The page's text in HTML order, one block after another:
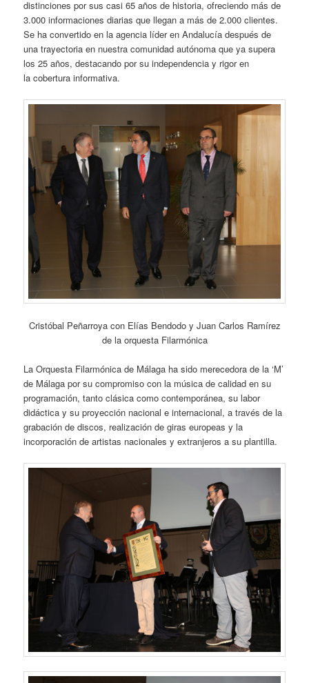
distinciones por sus casi 65 años de historia, ofreciendo más de
3.000 informaciones diarias que llegan a más de 2.000 clientes.
Se ha convertido en la agencia líder en Andalucía después de
una trayectoria en nuestra comunidad autónoma que ya supera
los 25 años, destacando por su independencia y rigor en
la cobertura informativa.
Cristóbal Peñarroya con Elías Bendodo y Juan Carlos Ramírez
de la orquesta Filarmónica
La Orquesta Filarmónica de Málaga ha sido merecedora de la ‘M’
de Málaga por su compromiso con la música de calidad en su
programación, tanto clásica como contemporánea, su labor
didáctica y su proyección nacional e internacional, a través de la
grabación de discos, realización de giras europeas y la
incorporación de artistas nacionales y extranjeros a su plantilla.